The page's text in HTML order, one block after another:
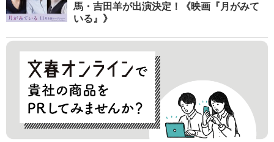
馬・吉田羊が出演決定！《映画『月がみて
いる』》